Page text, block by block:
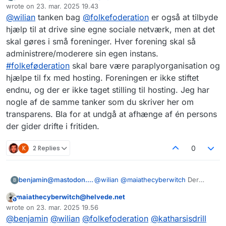
skal slå os sammen, eller i hvert fald
koordinere. Hvad mener du
@katharsisdrill?
wrote on 23. mar. 2025 19.43
sidst redigeret af
@wilian tanken bag @folkefoderation er også at tilbyde
hjælp til at drive sine egne sociale netværk, men at det
skal gøres i små foreninger. Hver forening skal så
administrere/moderere sin egen instans.
#folkeføderation skal bare være paraplyorganisation og
hjælpe til fx med hosting. Foreningen er ikke stiftet
endnu, og der er ikke taget stilling til hosting. Jeg har
nogle af de samme tanker som du skriver her om
transparens. Bla for at undgå at afhænge af én persons
der gider drifte i fritiden.
K 2 Replies 0
B benjamin@mastodon.lyng.space@wilian @maiathecyberwitch Der
og os i@folkefoderation
skal slå os sammen, eller i hvert fald
koordinere. Hvad mener du
This user is from outside of this forum
maiathecyberwitch@helvede.net
wrote on 23. mar. 2025 19.56
sidst redigeret af
@benjamin @wilian @folkefoderation @katharsisdrill